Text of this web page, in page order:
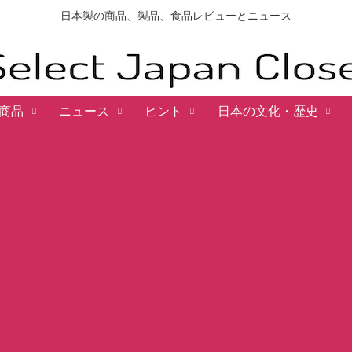
日本製の商品、製品、食品レビューとニュース
品 ニュース ヒント 日本の文化・歴史